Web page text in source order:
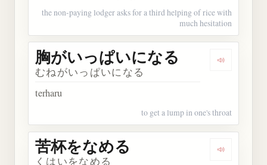
the non-paying lodger asks for a third helping of rice with
much hesitation
Dengarkan
胸がいっぱいになる
むねがいっぱいになる
terharu
to get a lump in one's throat
Dengarkan
苦杯をなめる
くはいをなめる